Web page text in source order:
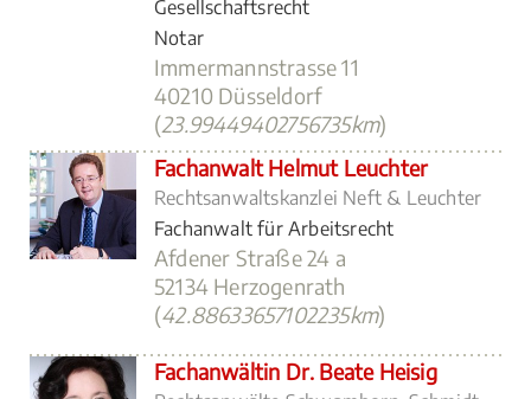
Gesellschaftsrecht
Notar
Immermannstrasse 11
40210 Düsseldorf
(23.99449402756735km)
Fachanwalt Helmut Leuchter
Rechtsanwaltskanzlei Neft & Leuchter
Fachanwalt für Arbeitsrecht
Afdener Straße 24 a
52134 Herzogenrath
(42.88633657102235km)
Fachanwältin Dr. Beate Heisig